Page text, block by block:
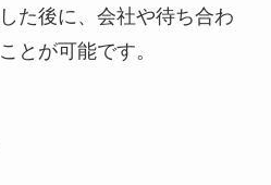
た後に、会社や待ち合わ
とが可能です。